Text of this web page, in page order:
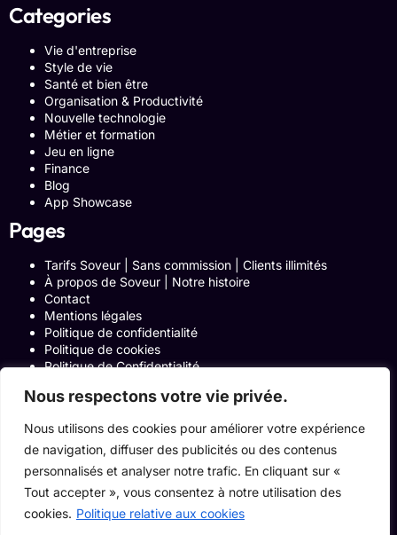
Nous respectons votre vie privée.
Nous utilisons des cookies pour améliorer votre expérience
de navigation, diffuser des publicités ou des contenus
personnalisés et analyser notre trafic. En cliquant sur «
Tout accepter », vous consentez à notre utilisation des
cookies. Politique relative aux cookies
Categories
Vie d'entreprise
Style de vie
Santé et bien être
Organisation & Productivité
Nouvelle technologie
Métier et formation
Jeu en ligne
Finance
Blog
App Showcase
Pages
Tarifs Soveur | Sans commission | Clients illimités
À propos de Soveur | Notre histoire
Contact
Mentions légales
Politique de confidentialité
Politique de cookies
Politique de Confidentialité
Blog
Programme Affiliation
Conditions générales d’utilisation
ACCUEIL
Le Blog
Devenir pro